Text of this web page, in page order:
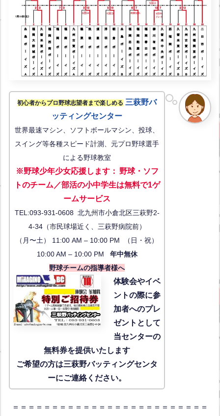
初心者からプロ野球志望者まで楽しめる 三萩野バ
ッティングセンター
世界最速マシン、ソフトボールマシン、投球、
スイング等各種スピード計測、元プロ野球選手
による野球教室
※野球少年少女応援します： 野球・ソフ
トのチーム／部活の小中学生は無料で1ゲ
ームサービス
TEL:093-931-0608 北九州市小倉北区三萩野2-
4-34（市民球場近く、三萩野病院前）
（月〜土） 11:00 AM – 10:00 PM （日・祝）
10:00 AM – 10:00 PM 年中無休
野球チームの指導者様へ
体験会やイベ
ントの際に参
加者へのプレ
ゼントとして
当センターの
無料券を提供いたします
ご希望の方は三萩野バッティングセンタ
ーにご連絡ください。
＝＝＝＝＝＝＝＝＝＝＝＝＝＝＝＝＝＝＝＝＝＝＝＝＝